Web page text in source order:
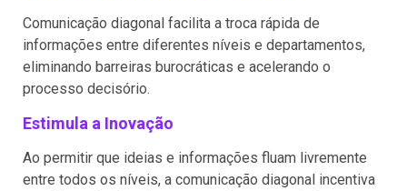
Comunicação diagonal facilita a troca rápida de
informações entre diferentes níveis e departamentos,
eliminando barreiras burocráticas e acelerando o
processo decisório.
Estimula a Inovação
Ao permitir que ideias e informações fluam livremente
entre todos os níveis, a comunicação diagonal incentiva